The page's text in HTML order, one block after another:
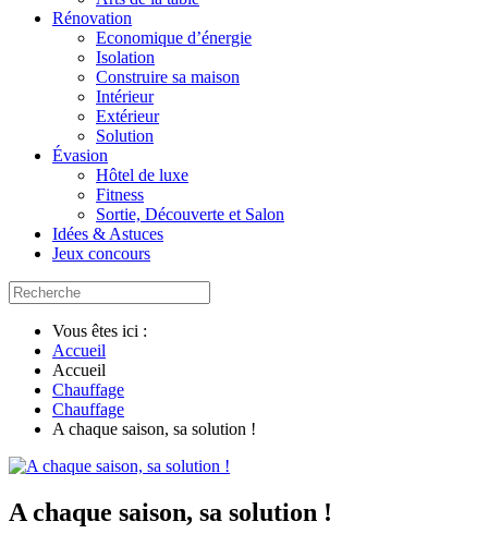
Rénovation
Economique d’énergie
Isolation
Construire sa maison
Intérieur
Extérieur
Solution
Évasion
Hôtel de luxe
Fitness
Sortie, Découverte et Salon
Idées & Astuces
Jeux concours
Vous êtes ici :
Accueil
Accueil
Chauffage
Chauffage
A chaque saison, sa solution !
A chaque saison, sa solution !